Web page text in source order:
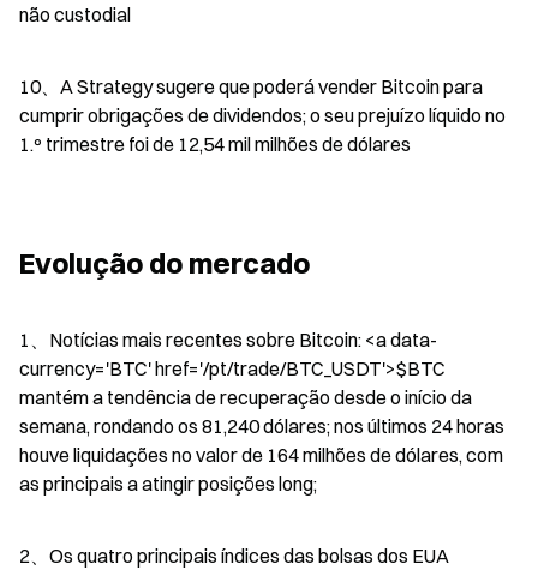
não custodial
10、A Strategy sugere que poderá vender Bitcoin para
cumprir obrigações de dividendos; o seu prejuízo líquido no
1.º trimestre foi de 12,54 mil milhões de dólares
Evolução do mercado
1、Notícias mais recentes sobre Bitcoin: <a data-
currency='BTC' href='/pt/trade/BTC_USDT'>$BTC
mantém a tendência de recuperação desde o início da
semana, rondando os 81,240 dólares; nos últimos 24 horas
houve liquidações no valor de 164 milhões de dólares, com
as principais a atingir posições long;
2、Os quatro principais índices das bolsas dos EUA